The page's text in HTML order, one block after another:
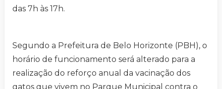
das 7h às 17h.
Segundo a Prefeitura de Belo Horizonte (PBH), o
horário de funcionamento será alterado para a
realização do reforço anual da vacinação dos
gatos que vivem no Parque Municipal contra o